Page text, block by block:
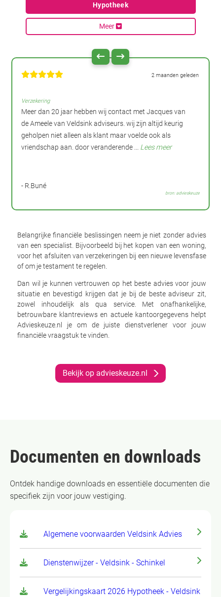
Hypotheek
Meer
2 maanden geleden
Verzekering
Meer dan 20 jaar hebben wij contact met Jacques van
de Ameele van Veldsink adviseurs. wij zijn altijd keurig
geholpen niet alleen als klant maar voelde ook als
vriendschap aan. door veranderende ... Lees meer
- R.Buné
bron: advieskeuze
Belangrijke financiële beslissingen neem je niet zonder advies
van een specialist. Bijvoorbeeld bij het kopen van een woning,
voor het afsluiten van verzekeringen bij een nieuwe levensfase
of om je testament te regelen.
Dan wil je kunnen vertrouwen op het beste advies voor jouw
situatie en bevestigd krijgen dat je bij de beste adviseur zit,
zowel inhoudelijk als qua service. Met onafhankelijke,
betrouwbare klantreviews en actuele kantoorgegevens helpt
Advieskeuze.nl je om de juiste dienstverlener voor jouw
financiële vraagstuk te vinden.
Bekijk op advieskeuze.nl
Documenten en downloads
Ontdek handige downloads en essentiële documenten die
specifiek zijn voor jouw vestiging.
Algemene voorwaarden Veldsink Advies
Dienstenwijzer - Veldsink - Schinkel
Vergelijkingskaart 2026 Hypotheek - Veldsink